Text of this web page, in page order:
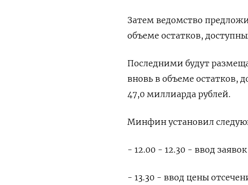
Затем ведомство
объеме остатков,
Последними будут
вновь в объеме остатков,
47,0 миллиарда рублей.
Минфин установил
- 12.00 - 12.30 - ввод
- 13.30 - ввод цены